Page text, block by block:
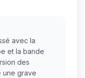
avec la
et la bande
des
une grave